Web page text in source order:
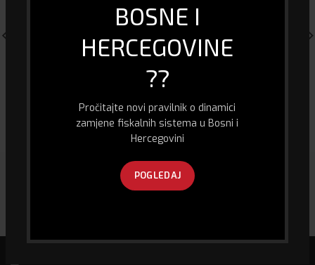
BOSNE I
HERCEGOVINE
??
Pročitajte novi pravilnik o dinamici
zamjene fiskalnih sistema u Bosni i
Hercegovini
POGLEDAJ
1250g
250.00KM
Scanner GS-9125
220.00